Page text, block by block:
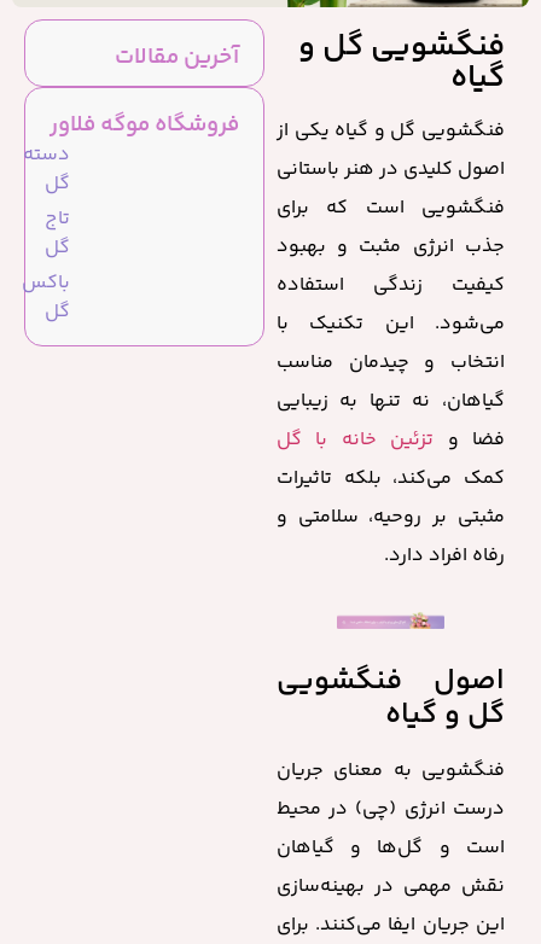
فنگشویی گل و
گیاه
فنگشویی گل و گیاه یکی از
اصول کلیدی در هنر باستانی
فنگشویی است که برای
جذب انرژی مثبت و بهبود
کیفیت زندگی استفاده
می‌شود. این تکنیک با
انتخاب و چیدمان مناسب
گیاهان، نه تنها به زیبایی
فضا و تزئین خانه با گل
کمک می‌کند، بلکه تاثیرات
مثبتی بر روحیه، سلامتی و
رفاه افراد دارد.
اصول فنگشویی
گل و گیاه
فنگشویی به معنای جریان
درست انرژی (چی) در محیط
است و گل‌ها و گیاهان
نقش مهمی در بهینه‌سازی
این جریان ایفا می‌کنند. برای
آخرین مقالات
فروشگاه موگه فلاور
دسته
گل
تاج
گل
باکس
گل